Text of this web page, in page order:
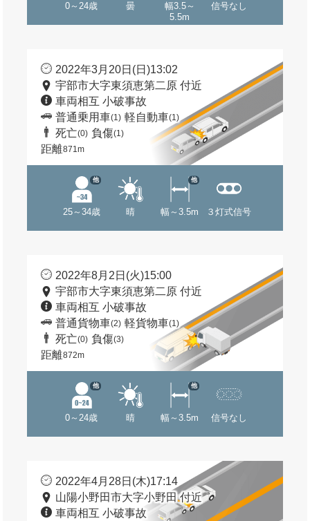
0～24歳 曇
幅3.5～
5.5m
信号なし
2022年3月20日(日)13:02
宇部市大字東須恵第二原 付近
車両相互 小破事故
普通乗用車(1) 軽自動車(1)
死亡(0) 負傷(1)
距離871m
25～34歳
他
晴 幅～3.5m
他
３灯式信号
2022年8月2日(火)15:00
宇部市大字東須恵第二原 付近
車両相互 小破事故
普通貨物車(2) 軽貨物車(1)
死亡(0) 負傷(3)
距離872m
0～24歳
他
晴 幅～3.5m
他
信号なし
2022年4月28日(木)17:14
山陽小野田市大字小野田 付近
車両相互 小破事故